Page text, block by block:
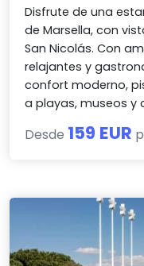
Disfrute de una
de Marsella, con
San Nicolás. Con
relajantes y
confort moderno,
a playas, museos y
Desde 159 EUR